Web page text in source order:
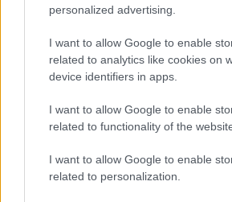
personalized advertising.
I want to allow Google to enable
related to analytics like cookies on
device identifiers in apps.
I want to allow Google to enable
related to functionality of the
I want to allow Google to enable
related to personalization.
Un hombre compra el
SMS de la historia por